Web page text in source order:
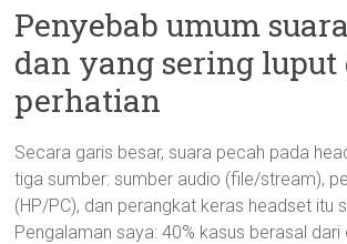
Penyebab umum
dan yang sering luput
perhatian
Secara garis besar, suara pecah pada
tiga sumber: sumber audio (file/stream),
(HP/PC), dan perangkat keras headset itu
Pengalaman saya: 40% kasus berasal dari